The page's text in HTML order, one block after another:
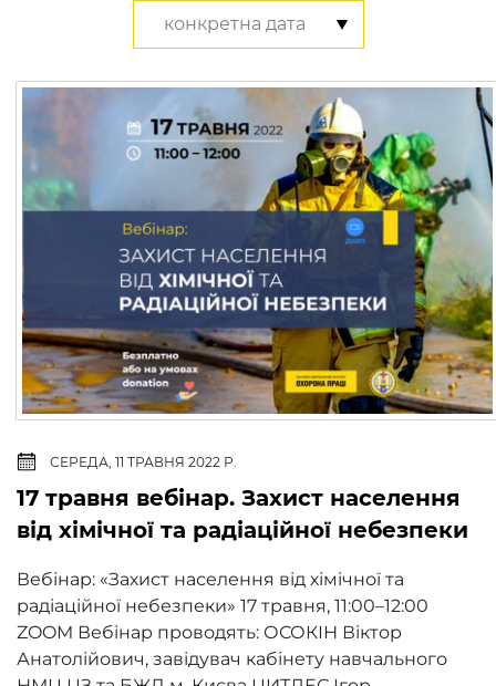
конкретна дата
СЕРЕДА, 11 ТРАВНЯ 2022 Р.
17 травня вебінар. Захист населення
від хімічної та радіаційної небезпеки
Вебінар: «Захист населення від хімічної та
радіаційної небезпеки» 17 травня, 11:00–12:00
ZOOM Вебінар проводять: ОСОКІН Віктор
Анатолійович, завідувач кабінету навчального